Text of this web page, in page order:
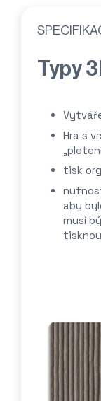
Typy
Hra s
tisk
aby
musí